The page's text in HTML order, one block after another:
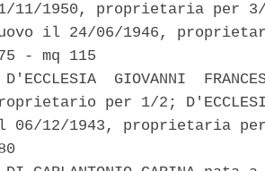
11/1950, proprietaria per 3/
il 24/06/1946,
- mq 115
D'ECCLESIA  GIOVANNI
per 1/2;
06/12/1943, proprietaria